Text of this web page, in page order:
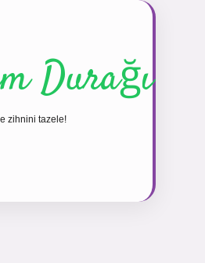
Durağı
zihnini tazele!